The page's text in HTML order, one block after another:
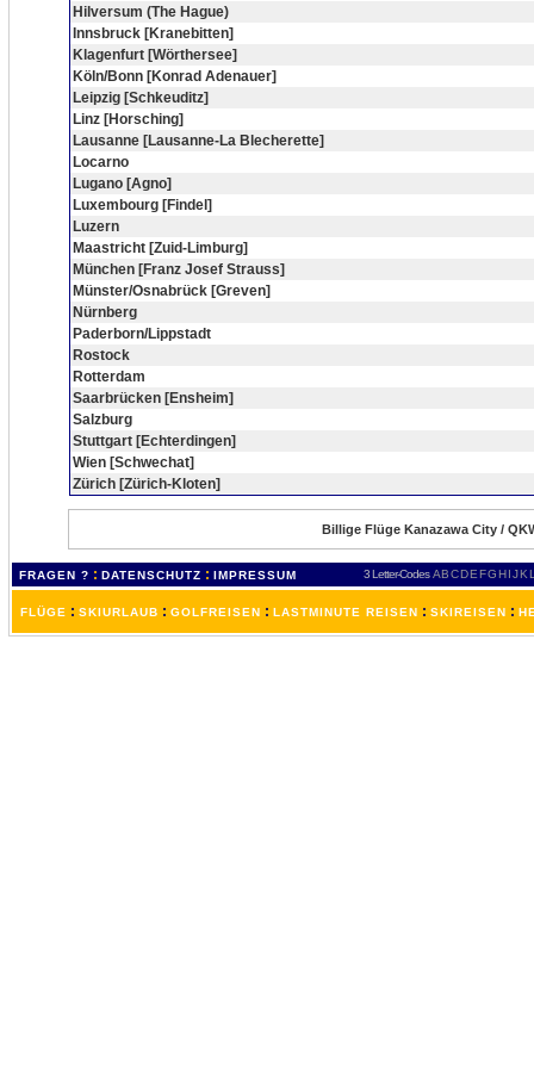
Hilversum (The Hague)
Innsbruck [Kranebitten]
Klagenfurt [Wörthersee]
Köln/Bonn [Konrad Adenauer]
Leipzig [Schkeuditz]
Linz [Horsching]
Lausanne [Lausanne-La Blecherette]
Locarno
Lugano [Agno]
Luxembourg [Findel]
Luzern
Maastricht [Zuid-Limburg]
München [Franz Josef Strauss]
Münster/Osnabrück [Greven]
Nürnberg
Paderborn/Lippstadt
Rostock
Rotterdam
Saarbrücken [Ensheim]
Salzburg
Stuttgart [Echterdingen]
Wien [Schwechat]
Zürich [Zürich-Kloten]
Billige Flüge Kanazawa City /
FRAGEN ? : DATENSCHUTZ : IMPRESSUM 3 Letter-Codes ABCDEFGH IJKL
FLÜGE : SKIURLAUB : GOLFREISEN : LASTMINUTE REISEN : SKIREISEN :